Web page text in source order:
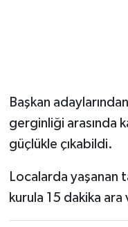
Başkan
gerginliği arasında
güçlükle çıkabildi.
Localarda yaşanan
kurula 15 dakika ara